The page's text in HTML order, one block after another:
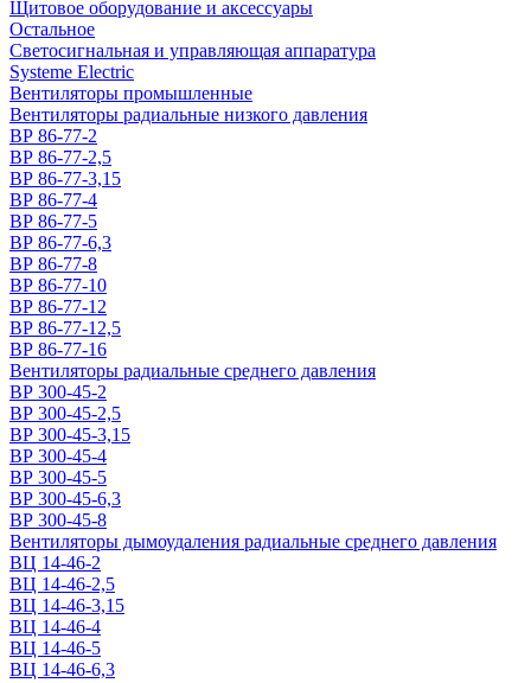
Щитовое оборудование и аксессуары
Остальное
Светосигнальная и управляющая аппаратура
Systeme Electric
Вентиляторы промышленные
Вентиляторы радиальные низкого давления
ВР 86-77-2
ВР 86-77-2,5
ВР 86-77-3,15
ВР 86-77-4
ВР 86-77-5
ВР 86-77-6,3
ВР 86-77-8
ВР 86-77-10
ВР 86-77-12
ВР 86-77-12,5
ВР 86-77-16
Вентиляторы радиальные среднего давления
ВР 300-45-2
ВР 300-45-2,5
ВР 300-45-3,15
ВР 300-45-4
ВР 300-45-5
ВР 300-45-6,3
ВР 300-45-8
Вентиляторы дымоудаления радиальные среднего давления
ВЦ 14-46-2
ВЦ 14-46-2,5
ВЦ 14-46-3,15
ВЦ 14-46-4
ВЦ 14-46-5
ВЦ 14-46-6,3